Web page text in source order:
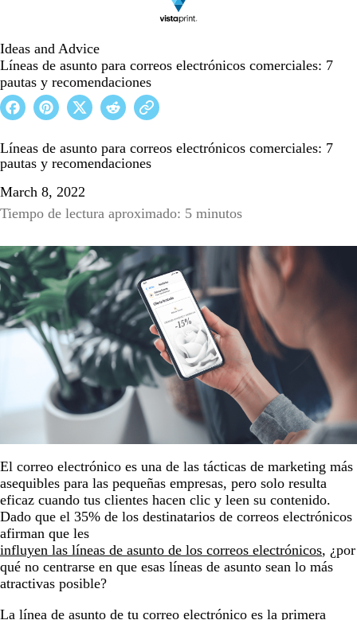
Ideas and Advice
Líneas de asunto para correos electrónicos comerciales: 7
pautas y recomendaciones
Líneas de asunto para correos electrónicos comerciales: 7
pautas y recomendaciones
March 8, 2022
Tiempo de lectura aproximado: 5 minutos
El correo electrónico es una de las tácticas de marketing más
asequibles para las pequeñas empresas, pero solo resulta
eficaz cuando tus clientes hacen clic y leen su contenido.
Dado que el 35% de los destinatarios de correos electrónicos
afirman que les
influyen las líneas de asunto de los correos electrónicos, ¿por
qué no centrarse en que esas líneas de asunto sean lo más
atractivas posible?
La línea de asunto de tu correo electrónico es la primera